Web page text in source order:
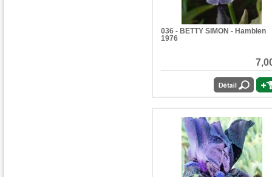
036 - BETTY SIMON - Hamblen
1976